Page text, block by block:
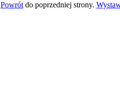
Powrót do poprzedniej strony.